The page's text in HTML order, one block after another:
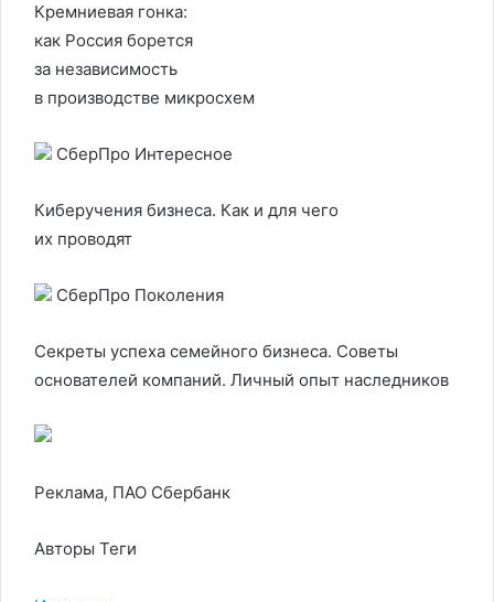
Кремниевая гонка:
как Россия борется
за независимость
в производстве микросхем
СберПро Интересное
Киберучения бизнеса. Как и для чего
их проводят
СберПро Поколения
Секреты успеха семейного бизнеса. Советы
основателей компаний. Личный опыт наследников
Реклама, ПАО Сбербанк
Авторы Теги